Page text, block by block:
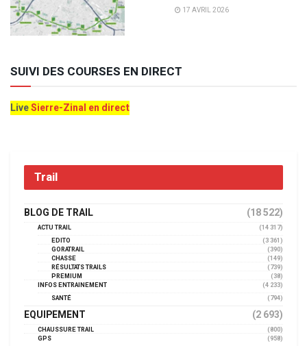
17 AVRIL 2026
SUIVI DES COURSES EN DIRECT
LiveSierre-Zinal en direct
Trail
BLOG DE TRAIL (18 522)
ACTU TRAIL
(14 317)
EDITO
(3 361)
GORATRAIL
(390)
CHASSE
(149)
RÉSULTATS TRAILS
(739)
PREMIUM
(38)
INFOS ENTRAINEMENT
(4 233)
SANTÉ
(794)
EQUIPEMENT (2 693)
CHAUSSURE TRAIL
(800)
GPS
(958)